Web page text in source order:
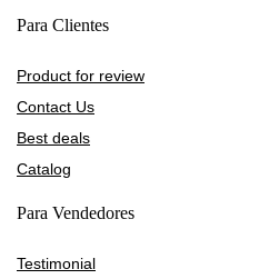
Para Clientes
Product for review
Contact Us
Best deals
Catalog
Para Vendedores
Testimonial